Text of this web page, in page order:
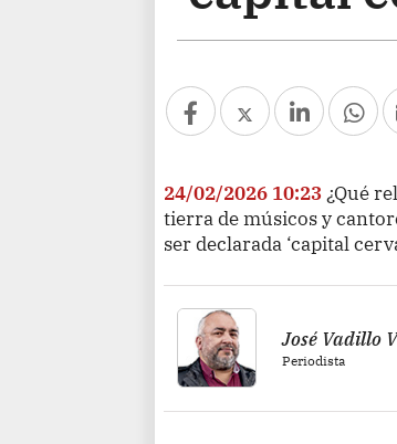
24/02/2026 10:23¿Qué
tierra de músicos y
ser declarada ‘capital
José Vadillo
Periodista